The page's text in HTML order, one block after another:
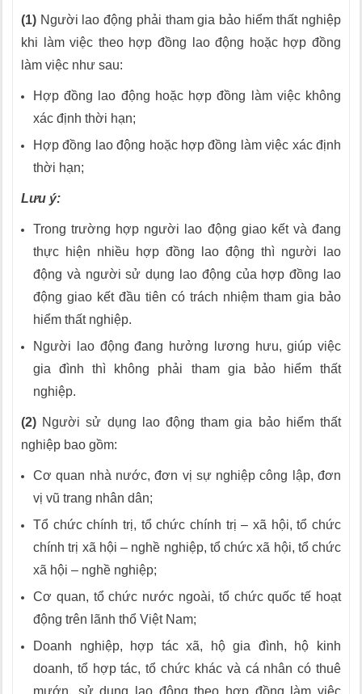
(1) Người lao động phải tham gia bảo hiểm thất nghiệp
khi làm việc theo hợp đồng lao động hoặc hợp đồng
làm việc như sau:
Hợp đồng lao động hoặc hợp đồng làm việc không
xác định thời hạn;
Hợp đồng lao động hoặc hợp đồng làm việc xác định
thời hạn;
Lưu ý:
Trong trường hợp người lao động giao kết và đang
thực hiện nhiều hợp đồng lao động thì người lao
động và người sử dụng lao động của hợp đồng lao
động giao kết đầu tiên có trách nhiệm tham gia bảo
hiểm thất nghiệp.
Người lao động đang hưởng lương hưu, giúp việc
gia đình thì không phải tham gia bảo hiểm thất
nghiệp.
(2) Người sử dụng lao động tham gia bảo hiểm thất
nghiệp bao gồm:
Cơ quan nhà nước, đơn vị sự nghiệp công lập, đơn
vị vũ trang nhân dân;
Tổ chức chính trị, tổ chức chính trị – xã hội, tổ chức
chính trị xã hội – nghề nghiệp, tổ chức xã hội, tổ chức
xã hội – nghề nghiệp;
Cơ quan, tổ chức nước ngoài, tổ chức quốc tế hoạt
động trên lãnh thổ Việt Nam;
Doanh nghiệp, hợp tác xã, hộ gia đình, hộ kinh
doanh, tổ hợp tác, tổ chức khác và cá nhân có thuê
mướn, sử dụng lao động theo hợp đồng làm việc